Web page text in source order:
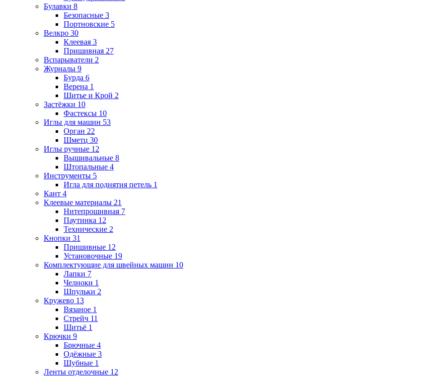
Булавки 8
Безопасные 3
Портновские 5
Велкро 30
Клеевая 3
Пришивная 27
Вспарыватели 2
Журналы 9
Бурда 6
Верена 1
Шитье и Крой 2
Застёжки 10
Фастексы 10
Иглы для машин 53
Орган 22
Шметц 30
Иглы ручные 12
Вышивальные 8
Штопальные 4
Инструменты 5
Игла для поднятия петель 1
Кант 4
Клеевые материалы 21
Нитепрошивная 7
Паутинка 12
Технические 2
Кнопки 31
Пришивные 12
Установочные 19
Комплектующие для швейных машин 10
Лапки 7
Челноки 1
Шпульки 2
Кружево 13
Вязаное 1
Стрейч 11
Шитьё 1
Крючки 9
Брючные 4
Одёжные 3
Шубные 1
Ленты отделочные 12